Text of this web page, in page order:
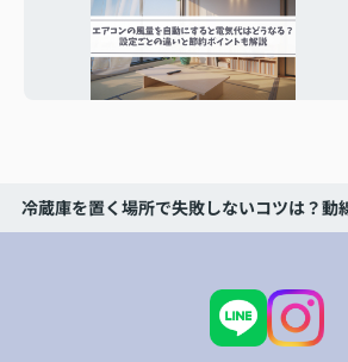
冷蔵庫を置く場所で失敗しないコツは？動